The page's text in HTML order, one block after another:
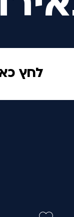
לחץ